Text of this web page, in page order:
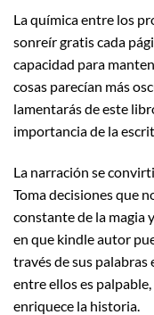
La química entre los
sonreír gratis cada
capacidad para
cosas parecían más
lamentarás de este
importancia de la
La narración se
Toma decisiones que
constante de la magia
en que kindle autor
través de sus palabras
entre ellos es
enriquece la historia.